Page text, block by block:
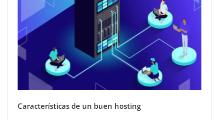
Características de un buen hosting